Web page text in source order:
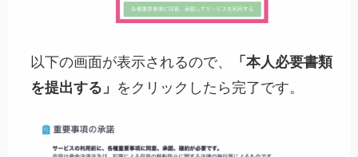
以下の画面が表示されるので、
「本人必要書類
を提出する」 をクリックしたら完了です。